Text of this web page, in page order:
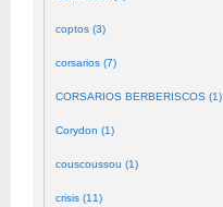
coptos (3)
corsarios (7)
CORSARIOS BERBERISCOS (1)
Corydon (1)
couscoussou (1)
crisis (11)